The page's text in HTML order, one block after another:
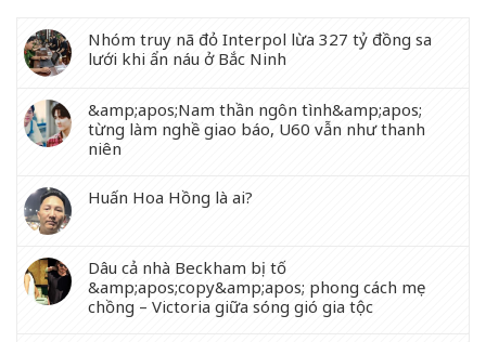
Nhóm truy nã đỏ Interpol lừa 327 tỷ đồng sa
lưới khi ẩn náu ở Bắc Ninh
&amp;apos;Nam thần ngôn tình&amp;apos;
từng làm nghề giao báo, U60 vẫn như thanh
niên
Huấn Hoa Hồng là ai?
Dâu cả nhà Beckham bị tố
&amp;apos;copy&amp;apos; phong cách mẹ
chồng – Victoria giữa sóng gió gia tộc